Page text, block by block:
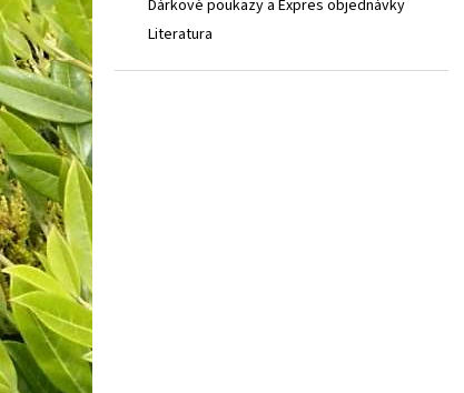
Dárkové poukazy a Expres objednávky
Literatura